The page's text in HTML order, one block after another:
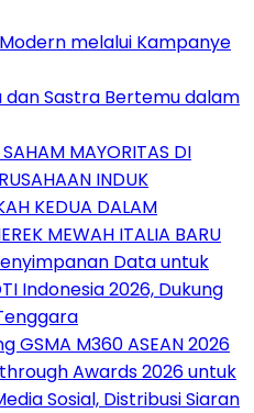
melalui Kampanye
dan Sastra Bertemu dalam
MAYORITAS DI
INDUK
KEDUA DALAM
MEWAH ITALIA BARU
Data untuk
Indonesia 2026, Dukung
GSMA M360 ASEAN 2026
Awards 2026 untuk
Sosial, Distribusi Siaran